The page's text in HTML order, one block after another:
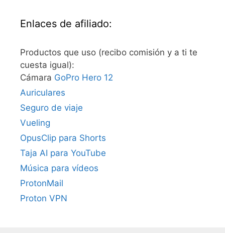
Enlaces de afiliado:
Productos que uso (recibo comisión y a ti te
cuesta igual):
Cámara GoPro Hero 12
Auriculares
Seguro de viaje
Vueling
OpusClip para Shorts
Taja AI para YouTube
Música para vídeos
ProtonMail
Proton VPN